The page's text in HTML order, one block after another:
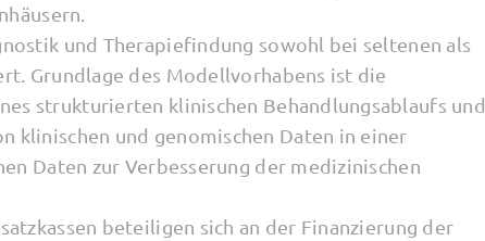
und Therapiefindung sowohl bei seltenen als
Grundlage des Modellvorhabens ist die
strukturierten klinischen Behandlungsablaufs und
klinischen und genomischen Daten in einer
Daten zur Verbesserung der medizinischen
beteiligen sich an der Finanzierung der